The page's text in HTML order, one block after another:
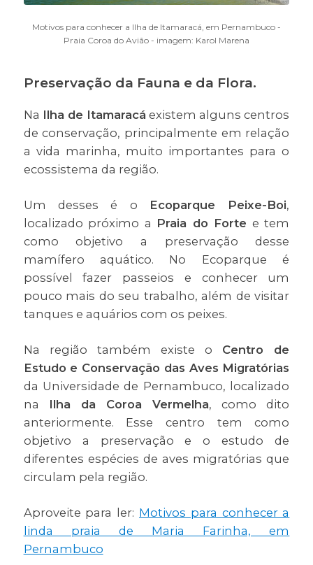
Motivos para conhecer a Ilha de Itamaracá, em Pernambuco -
Praia Coroa do Avião - imagem: Karol Marena
Preservação da Fauna e da Flora.
Na Ilha de Itamaracá existem alguns centros
de conservação, principalmente em relação
a vida marinha, muito importantes para o
ecossistema da região.
Um desses é o Ecoparque Peixe-Boi,
localizado próximo a Praia do Forte e tem
como objetivo a preservação desse
mamífero aquático. No Ecoparque é
possível fazer passeios e conhecer um
pouco mais do seu trabalho, além de visitar
tanques e aquários com os peixes.
Na região também existe o Centro de
Estudo e Conservação das Aves Migratórias
da Universidade de Pernambuco, localizado
na
Ilha da Coroa Vermelha, como dito
anteriormente. Esse centro tem como
objetivo a preservação e o estudo de
diferentes espécies de aves migratórias que
circulam pela região.
Aproveite para ler: Motivos para conhecer a
linda praia de Maria Farinha, em
Pernambuco